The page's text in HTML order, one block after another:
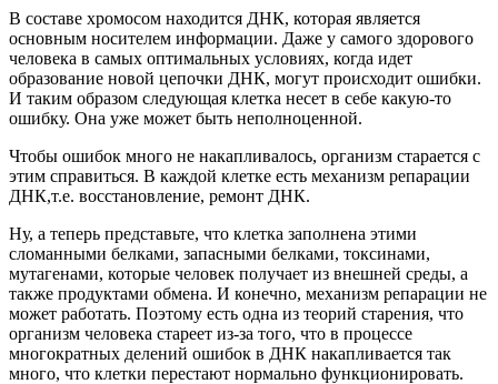
В составе хромосом находится ДНК, которая является
основным носителем информации. Даже у самого здорового
человека в самых оптимальных условиях, когда идет
образование новой цепочки ДНК, могут происходит ошибки.
И таким образом следующая клетка несет в себе какую-то
ошибку. Она уже может быть неполноценной.
Чтобы ошибок много не накапливалось, организм старается с
этим справиться. В каждой клетке есть механизм репарации
ДНК,т.е. восстановление, ремонт ДНК.
Ну, а теперь представьте, что клетка заполнена этими
сломанными белками, запасными белками, токсинами,
мутагенами, которые человек получает из внешней среды, а
также продуктами обмена. И конечно, механизм репарации не
может работать. Поэтому есть одна из теорий старения, что
организм человека стареет из-за того, что в процессе
многократных делений ошибок в ДНК накапливается так
много, что клетки перестают нормально функционировать.